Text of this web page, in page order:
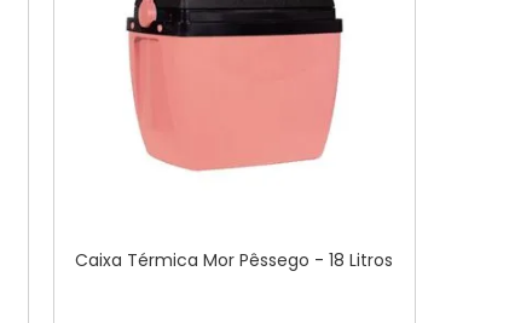
Caixa Térmica Mor Pêssego - 18 Litros